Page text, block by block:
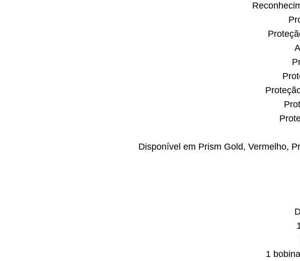
Disponível em Prism Gold, Vermelho,
1